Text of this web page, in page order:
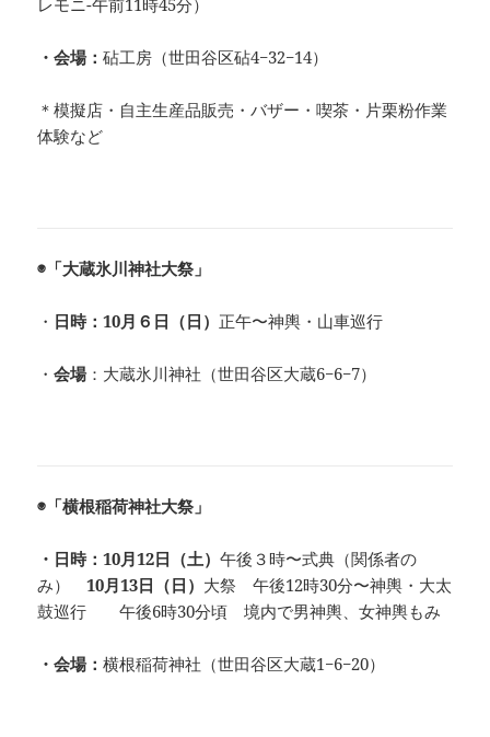
レモニ-午前11時45分）
・会場：砧工房（世田谷区砧4−32−14）
＊模擬店・自主生産品販売・バザー・喫茶・片栗粉作業
体験など
◉「大蔵氷川神社大祭」
・ 日時：10月６ 日（日） 正午〜神輿・山車巡行
・会場：大蔵氷川神社（世田谷区大蔵6−6−7）
◉「横根稲荷神社大祭」
・日時：10月12日（土）午後３時〜式典（関係者の
み）10月13日（日） 大祭 午後12時30分〜神輿・大太
鼓巡行 午後6時30分頃 境内で男神輿、女神輿もみ
・会場：横根稲荷神社（世田谷区大蔵1−6−20）